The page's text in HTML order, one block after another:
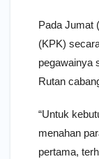
Pada Jumat
(KPK)
pegawainya
Rutan
“Untuk
menahan
pertama,